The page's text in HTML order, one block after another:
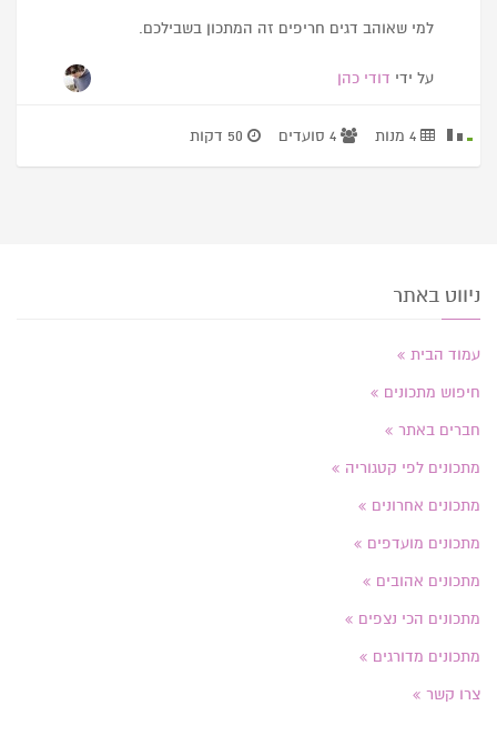
למי שאוהב דגים חריפים זה המתכון בשבילכם.
על ידי דודי כהן
ניווט באתר
עמוד הבית
חיפוש מתכונים
חברים באתר
מתכונים לפי קטגוריה
מתכונים אחרונים
מתכונים מועדפים
מתכונים אהובים
מתכונים הכי נצפים
מתכונים מדורגים
צרו קשר